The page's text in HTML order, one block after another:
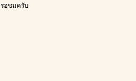
รอชมครับ